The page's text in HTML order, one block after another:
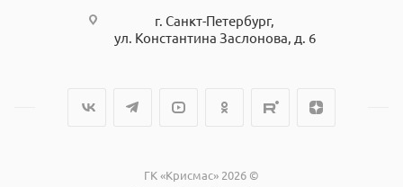
г. Санкт-Петербург,
ул. Константина Заслонова, д. 6
ГК «Крисмас» 2026 ©